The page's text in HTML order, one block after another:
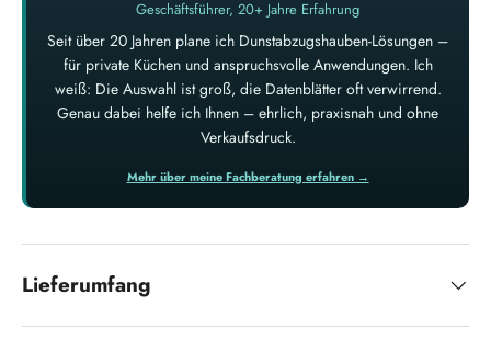
Geschäftsführer, 20+ Jahre Erfahrung
Seit über 20 Jahren plane ich Dunstabzugshauben-Lösungen –
für private Küchen und anspruchsvolle Anwendungen. Ich
weiß: Die Auswahl ist groß, die Datenblätter oft verwirrend.
Genau dabei helfe ich Ihnen – ehrlich, praxisnah und ohne
Verkaufsdruck.
Mehr über meine Fachberatung erfahren →
Lieferumfang